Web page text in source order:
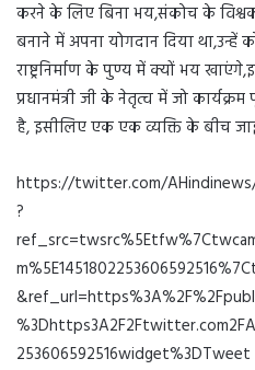
करने के लिए बिना भय,संकोच के
बनाने में अपना योगदान दिया
राष्ट्रनिर्माण के पुण्य में क्यों भय
प्रधानमंत्री जी के नेतृत्व में जो
है, इसीलिए एक एक व्यक्ति के बीच
https://twitter.com/AHindinews/
?
253606592516widget%3DTweet